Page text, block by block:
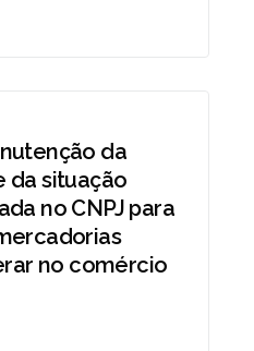
da
da situação
no CNPJ para
no comércio